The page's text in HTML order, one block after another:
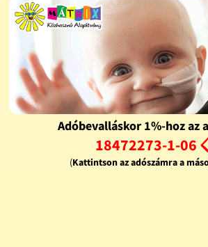
Adóbevalláskor 1%-hoz az
18472273-1-06
(Kattintson az adószámra a